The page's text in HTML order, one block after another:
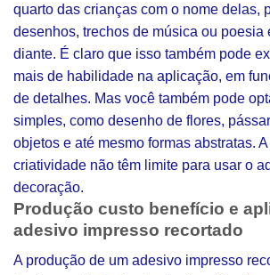
quarto das crianças com o nome delas,
desenhos, trechos de música ou poesia
diante. É claro que isso também pode
mais de habilidade na aplicação, em
de detalhes. Mas você também pode
simples, como desenho de flores,
objetos e até mesmo formas abstratas.
criatividade não têm limite para usar o
decoração.
Produção custo benefício e
adesivo impresso recortado
A produção de um adesivo impresso